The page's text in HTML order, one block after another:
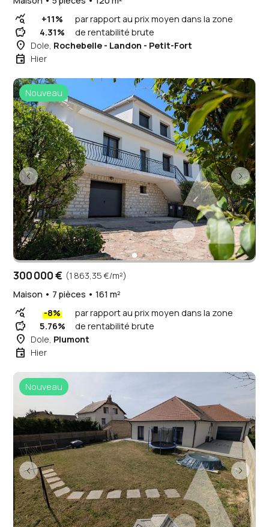
query_stats +11% par rapport au prix moyen dans la zone
savings 4.31% de rentabilité brute
place Dole, Rochebelle - Landon - Petit-Fort
event Hier
Nouveau
300 000 € (1 863,35 €/m²)
Maison • 7 pièces • 161 m²
query_stats -8% par rapport au prix moyen dans la zone
savings 5.76% de rentabilité brute
place Dole, Plumont
event Hier
Nouveau